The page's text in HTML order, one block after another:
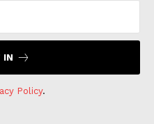
IN
Policy.